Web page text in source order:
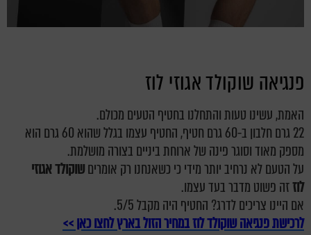
פנגיאה שוקולד אגוזי לוז
האמת, עשינו טעות והתחלנו בחטיף הטעים מכולם.
22 גרם חלבון ב-60 גרם חטיף, החטיף עצמו בגלל שהוא 60 גרם הוא
מספק מאוד וסוגר פינה של ארוחת ביניים בצורה מושלמת.
על הטעם לא נרחיב יותר מידי כי כשאנחנו רק אומריםשוקולד אגוזי
לוזזה פשוט מדבר בעד עצמו.
אם היינו צריכים לדרג? החטיף היה מקבל 5/5.
לרכישת פנגיאה שוקולד לוז במחיר הזול בארץ לחצו כאן >>